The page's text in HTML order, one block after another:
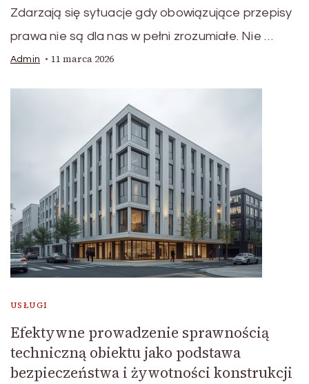
Zdarzają się sytuacje gdy obowiązujące przepisy
prawa nie są dla nas w pełni zrozumiałe. Nie …
Admin 11 marca 2026
USŁUGI
Efektywne prowadzenie sprawnością
techniczną obiektu jako podstawa
bezpieczeństwa i żywotności konstrukcji